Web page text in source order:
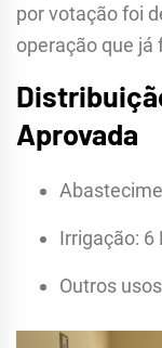
por votação foi
operação que já
Aprovada
Irrigação: 6
Outros